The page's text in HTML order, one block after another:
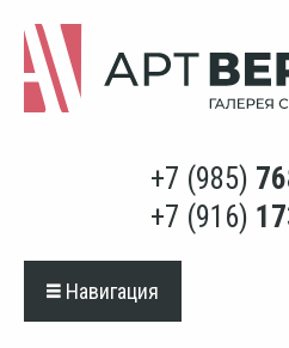
+7 (985)
+7 (916)
Навигация